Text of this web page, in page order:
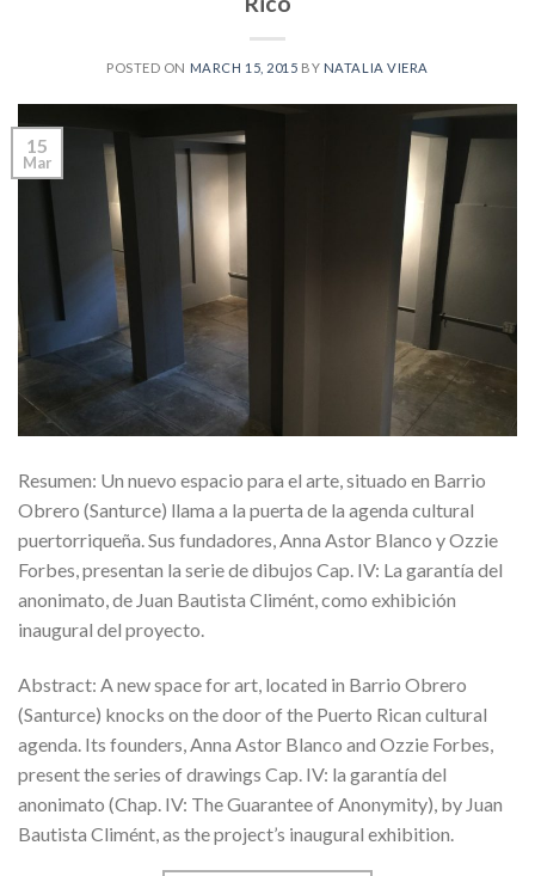
POSTED ON MARCH 15, 2015 BY NATALIA VIERA
15
Mar
Resumen: Un nuevo espacio para el arte, situado en Barrio
Obrero (Santurce) llama a la puerta de la agenda cultural
puertorriqueña. Sus fundadores, Anna Astor Blanco y Ozzie
Forbes, presentan la serie de dibujos Cap. IV: La garantía del
anonimato, de Juan Bautista Climént, como exhibición
inaugural del proyecto.
Abstract: A new space for art, located in Barrio Obrero
(Santurce) knocks on the door of the Puerto Rican cultural
agenda. Its founders, Anna Astor Blanco and Ozzie Forbes,
present the series of drawings Cap. IV: la garantía del
anonimato (Chap. IV: The Guarantee of Anonymity), by Juan
Bautista Climént, as the project’s inaugural exhibition.